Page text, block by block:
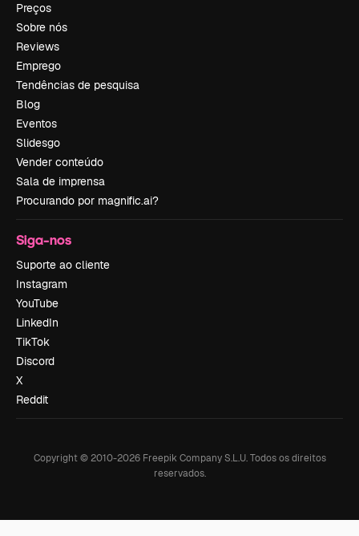
Preços
Sobre nós
Reviews
Emprego
Tendências de pesquisa
Blog
Eventos
Slidesgo
Vender conteúdo
Sala de imprensa
Procurando por magnific.ai?
Siga-nos
Suporte ao cliente
Instagram
YouTube
LinkedIn
TikTok
Discord
X
Reddit
Copyright © 2010-2026Freepik Company S.L.U. Todos os direitos
reservados.